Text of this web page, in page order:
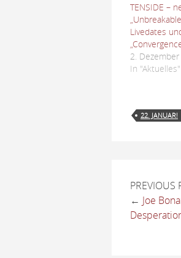
TENSIDE –
Livedates
2.
In "Aktuelles"
22. JANUAR!
PREVIOUS
← Joe